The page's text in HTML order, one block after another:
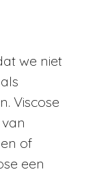
we niet
Viscose
of
een